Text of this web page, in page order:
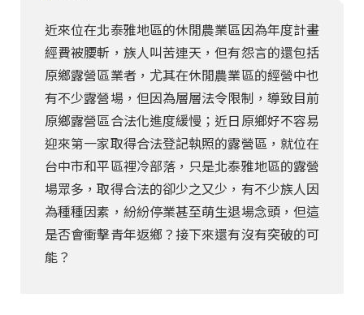
近來位在北泰雅地區的休閒農業區因為年度計畫
經費被腰斬，族人叫苦連天，但有怨言的還包括
原鄉露營區業者，尤其在休閒農業區的經營中也
有不少露營場，但因為層層法令限制，導致目前
原鄉露營區合法化進度緩慢；近日原鄉好不容易
迎來第一家取得合法登記執照的露營區，就位在
台中市和平區裡冷部落，只是北泰雅地區的露營
場眾多，取得合法的卻少之又少，有不少族人因
為種種因素，紛紛停業甚至萌生退場念頭，但這
是否會衝擊青年返鄉？接下來還有沒有突破的可
能？